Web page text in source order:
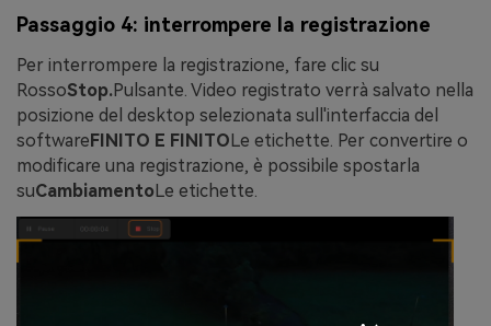
Passaggio 4: interrompere la registrazione
Per interrompere la registrazione, fare clic su
RossoStop.Pulsante. Video registrato verrà salvato nella
posizione del desktop selezionata sull'interfaccia del
softwareFINITO E FINITOLe etichette. Per convertire o
modificare una registrazione, è possibile spostarla
suCambiamentoLe etichette.